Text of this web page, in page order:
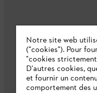
Notre site web
("cookies"). Pour
"cookies
D'autres cookies,
et fournir un
comportement des